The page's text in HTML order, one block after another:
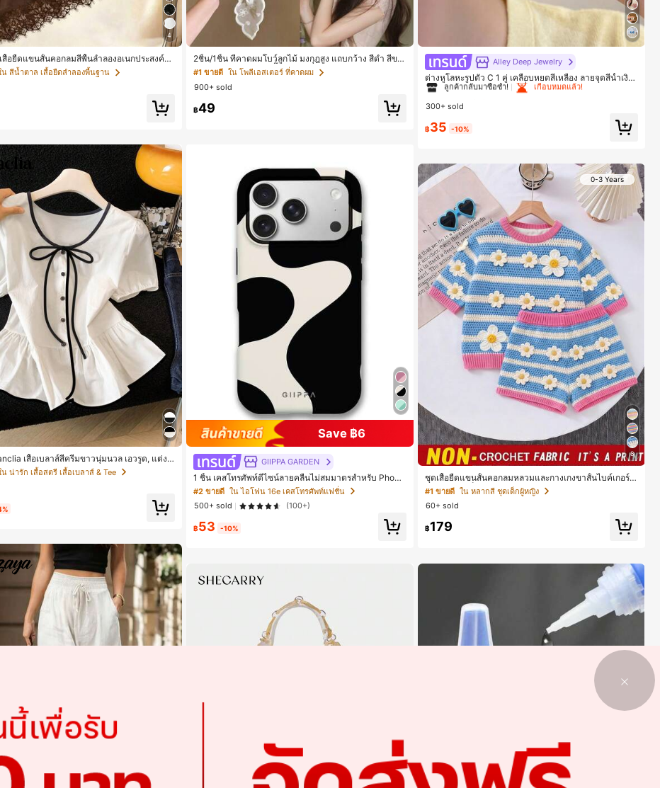
4
สื้อยืดแขนสั้นคอกลมสีพื้นลำลองอเนกประสงค์สำ
น สีน้ำตาล เสื้อยืดลำลองพื้นฐาน
เสื้อเบลาส์สีครีมขาวนุ่มนวล เอวรูด, แต่งข
บว์ผูก, แขนพอง จับคู่กับกระโปรงชายระบาย,
ดี, นุ่มและเก๋ไก๋สำหรับใส่ทุกวัน
น น่ารัก เสื้อสตรี เสื้อเบลาส์ & Tee
2ชิ้น/1ชิ้น ที่คาดผมโบว์ลูกไม้ มงกุฎสูง แถบกว้าง สีดำ สีขา
ว สำหรับใส่ประจำวัน กิ๊บติดผม ยางรัดผม (ลายปักดอกไม้จั
ดวางแบบสุ่ม)
#1 ขายดี ใน โพลีเอสเตอร์ ที่คาดผม
900+ sold
฿49
Save ฿6
GIIPPA GARDEN
1 ชิ้น เคสโทรศัพท์ดีไซน์ลายคลื่นไม่สมมาตรสำหรับ Phone
17 Pro Max, เหมาะสำหรับ Phone 16 Pro Max, 15 Pro M
ax, 14 Pro Max, เคสโทรศัพท์สไตล์เกาหลีและน่าสนใจ, เข้
ากันได้กับ 11/12/13/14/15/16 Pro Max Plus, ดีไซน์หรูหรา
เหมาะสำหรับทั้งชายและหญิง, ของขวัญในอุดมคติสำหรับค
ริสต์มาส, วันวาเลนไทน์, อีสเตอร์, ฤดูแต่งงานและวันเกิดสำ
#2 ขายดี ใน ไอโฟน 16e เคสโทรศัพท์แฟชั่น
500+ sold
(100+)
฿53 -10%
Alley Deep Jewelry
ต่างหูโลหะรูปตัว C 1 คู่ เคลือบหยดสีเหลือง ลายจุดสีน้ำเงิน
สไตล์ยุโรปและอเมริกัน แฟชั่นส่วนตัว หวานและสง่างาม
ปาร์ตี้ วันเกิด ของขวัญคริสต์มาส 2026
#1 ขายดี
ใน โบโฮ ต่างหูผู้หญิง
ลูกค้ากลับมาซื้อซ้ำ!
เกือบหมดแล้ว!
#1 ขายดี
ใน โบโฮ ต่างหูผู้หญิง
ลูกค้ากลับมาซื้อซ้ำ!
#1 ขายดี
ใน โบโฮ ต่างหูผู้หญิง
ลูกค้ากลับมาซื้อซ้ำ!
#1 ขายดี
ใน โบโฮ ต่างหูผู้หญิง
300+ sold
฿35 -10%
0-3 Years
8
ชุดเสื้อยืดแขนสั้นคอกลมหลวมและกางเกงขาสั้นไบค์เกอร์รั
ดรูปสำหรับเด็กผู้หญิง สไตล์มินิมอล เหมาะสำหรับฤดูใบไม้ผ
ลิและฤดูร้อน
#1 ขายดี ใน หลากสี ชุดเด็กผู้หญิง
60+ sold
฿179